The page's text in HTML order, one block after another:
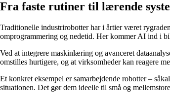
Fra faste rutiner til lærende
Traditionelle industrirobotter har i årtier været
omprogrammering og nedetid. Her kommer AI ind i
Ved at integrere maskinlæring og avanceret
omstilles hurtigere, og at virksomheder kan reagere
Et konkret eksempel er samarbejdende robotter –
situationen. Det gør dem ideelle til små og